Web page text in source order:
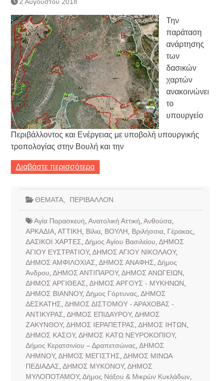
Κατάργηση βιβλιαρίων Υγείας
Ημερήσιο Δελτίο Τιμών
Συναλλάγματος &
Τραπεζογραμματίων 7-3-2019
Ημερήσιο Δελτίο Τιμών
Συναλλάγματος &
Τραπεζογραμματίων 4-3-2019
Κάθοδος αγροτών
Δικαιοσύνη
Την
παράταση
ανάρτησης
των
δασικών
χαρτών
ανακοινώνει
το
υπουργείο
Περιβάλλοντος και Ενέργειας με υποβολή υπουργικής
τροπολογίας στην Βουλή και την
Διαβάστε περισσότερα
ΘΕΜΑΤΑ, ΠΕΡΙΒΑΛΛΟΝ
Αγία Παρασκευή Ανατολική Αττική Ανθούσα,
ΑΡΚΑΔΙΑ, ΑΤΤΙΚΗ Βίλια, ΒΟΥΛΗ Βριλήσσια, Γέρακας
ΔΑΣΙΚΟΙ ΧΑΡΤΕΣ Δήμος Αγίου Βασιλείου ΔΗΜΟΣ
ΑΓΙΟΥ ΕΥΣΤΡΑΤΙΟΥ, ΔΗΜΟΣ ΑΓΙΟΥ ΝΙΚΟΛΑΟΥ,
ΔΗΜΟΣ ΑΜΦΙΛΟΧΙΑΣ ΔΗΜΟΣ ΑΝΑΦΗΣ Δήμος
Άνδρου ΔΗΜΟΣ ΑΝΤΙΠΑΡΟΥ, ΔΗΜΟΣ ΑΝΩΓΕΙΩΝ
ΔΗΜΟΣ ΑΡΓΙΘΕΑΣ ΔΗΜΟΣ ΑΡΓΟΥΣ - ΜΥΚΗΝΩΝ
ΔΗΜΟΣ ΒΙΑΝΝΟΥ, Δήμος Γόρτυνας ΔΗΜΟΣ
ΔΕΣΚΑΤΗΣ ΔΗΜΟΣ ΔΙΣΤΟΜΟΥ - ΑΡΑΧΟΒΑΣ -
ΑΝΤΙΚΥΡΑΣ ΔΗΜΟΣ ΕΠΙΔΑΥΡΟΥ, ΔΗΜΟΣ
ΖΑΚΥΝΘΟΥ, ΔΗΜΟΣ ΙΕΡΑΠΕΤΡΑΣ ΔΗΜΟΣ ΙΗΤΩΝ
ΔΗΜΟΣ ΚΑΣΟΥ, ΔΗΜΟΣ ΚΑΤΩ ΝΕΥΡΟΚΟΠΙΟΥ,
Δήμος Κερατσινίου – Δραπετσώνας ΔΗΜΟΣ
ΛΗΜΝΟΥ, ΔΗΜΟΣ ΜΕΓΙΣΤΗΣ ΔΗΜΟΣ ΜΙΝΩΑ
ΠΕΔΙΑΔΑΣ ΔΗΜΟΣ ΜΥΚΟΝΟΥ, ΔΗΜΟΣ
ΜΥΛΟΠΟΤΑΜΟΥ, Δήμος Νάξου & Μικρών Κυκλάδων,